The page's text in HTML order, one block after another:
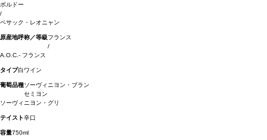
ボルドー
/
ペサック・レオニャン
原産地呼称／等級フランス
/
A.O.C.- フランス
タイプ白ワイン
葡萄品種ソーヴィニヨン・ブラン
セミヨン
ソーヴィニヨン・グリ
テイスト辛口
容量750ml